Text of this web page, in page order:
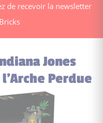
de recevoir la newsletter
Jones
Perdue